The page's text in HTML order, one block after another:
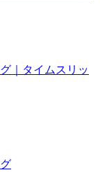
｜タイムスリッ